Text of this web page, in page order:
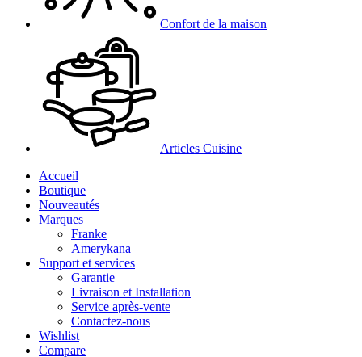
Confort de la maison
Articles Cuisine
Accueil
Boutique
Nouveautés
Marques
Franke
Amerykana
Support et services
Garantie
Livraison et Installation
Service après-vente
Contactez-nous
Wishlist
Compare